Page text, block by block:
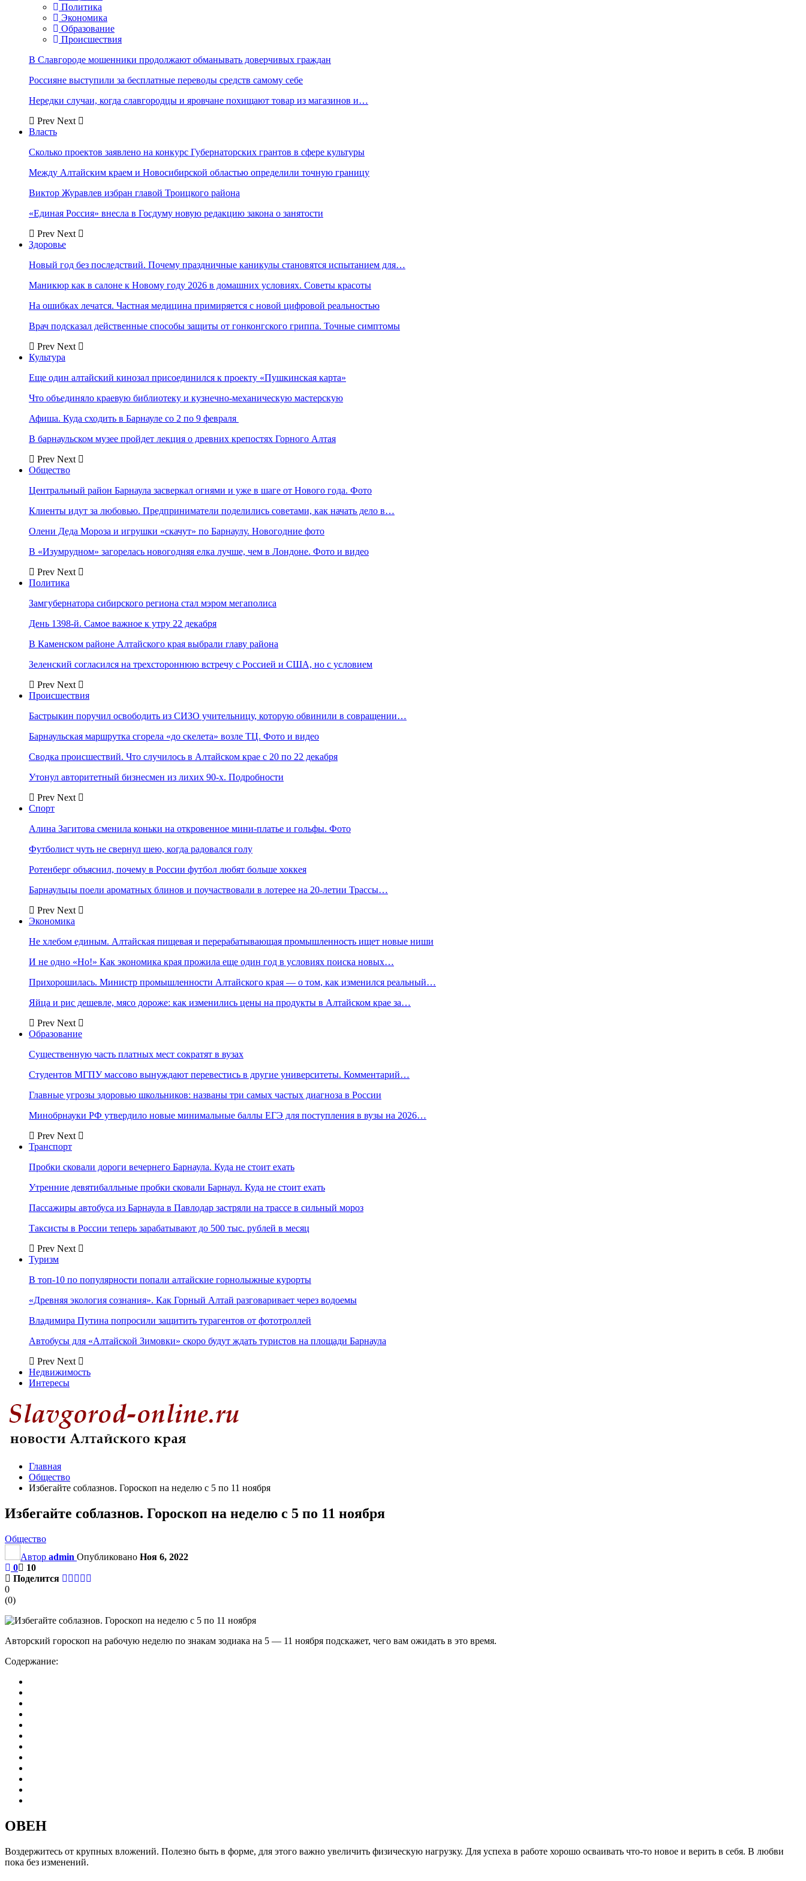
Политика
Экономика
Образование
Происшествия
В Славгороде мошенники продолжают обманывать доверчивых граждан
Россияне выступили за бесплатные переводы средств самому себе
Нередки случаи, когда славгородцы и яровчане похищают товар из магазинов и…
Prev Next
Власть
Сколько проектов заявлено на конкурс Губернаторских грантов в сфере культуры
Между Алтайским краем и Новосибирской областью определили точную границу
Виктор Журавлев избран главой Троицкого района
«Единая Россия» внесла в Госдуму новую редакцию закона о занятости
Prev Next
Здоровье
Новый год без последствий. Почему праздничные каникулы становятся испытанием для…
Маникюр как в салоне к Новому году 2026 в домашних условиях. Советы красоты
На ошибках лечатся. Частная медицина примиряется с новой цифровой реальностью
Врач подсказал действенные способы защиты от гонконгского гриппа. Точные симптомы
Prev Next
Культура
Еще один алтайский кинозал присоединился к проекту «Пушкинская карта»
Что объединяло краевую библиотеку и кузнечно-механическую мастерскую
Афиша. Куда сходить в Барнауле со 2 по 9 февраля
В барнаульском музее пройдет лекция о древних крепостях Горного Алтая
Prev Next
Общество
Центральный район Барнаула засверкал огнями и уже в шаге от Нового года. Фото
Клиенты идут за любовью. Предприниматели поделились советами, как начать дело в…
Олени Деда Мороза и игрушки «скачут» по Барнаулу. Новогодние фото
В «Изумрудном» загорелась новогодняя елка лучше, чем в Лондоне. Фото и видео
Prev Next
Политика
Замгубернатора сибирского региона стал мэром мегаполиса
День 1398-й. Самое важное к утру 22 декабря
В Каменском районе Алтайского края выбрали главу района
Зеленский согласился на трехстороннюю встречу с Россией и США, но с условием
Prev Next
Происшествия
Бастрыкин поручил освободить из СИЗО учительницу, которую обвинили в совращении…
Барнаульская маршрутка сгорела «до скелета» возле ТЦ. Фото и видео
Сводка происшествий. Что случилось в Алтайском крае с 20 по 22 декабря
Утонул авторитетный бизнесмен из лихих 90-х. Подробности
Prev Next
Спорт
Алина Загитова сменила коньки на откровенное мини-платье и гольфы. Фото
Футболист чуть не свернул шею, когда радовался голу
Ротенберг объяснил, почему в России футбол любят больше хоккея
Барнаульцы поели ароматных блинов и поучаствовали в лотерее на 20-летии Трассы…
Prev Next
Экономика
Не хлебом единым. Алтайская пищевая и перерабатывающая промышленность ищет новые ниши
И не одно «Но!» Как экономика края прожила еще один год в условиях поиска новых…
Прихорошилась. Министр промышленности Алтайского края — о том, как изменился реальный…
Яйца и рис дешевле, мясо дороже: как изменились цены на продукты в Алтайском крае за…
Prev Next
Образование
Существенную часть платных мест сократят в вузах
Студентов МГПУ массово вынуждают перевестись в другие университеты. Комментарий…
Главные угрозы здоровью школьников: названы три самых частых диагноза в России
Минобрнауки РФ утвердило новые минимальные баллы ЕГЭ для поступления в вузы на 2026…
Prev Next
Транспорт
Пробки сковали дороги вечернего Барнаула. Куда не стоит ехать
Утренние девятибалльные пробки сковали Барнаул. Куда не стоит ехать
Пассажиры автобуса из Барнаула в Павлодар застряли на трассе в сильный мороз
Таксисты в России теперь зарабатывают до 500 тыс. рублей в месяц
Prev Next
Туризм
В топ-10 по популярности попали алтайские горнолыжные курорты
«Древняя экология сознания». Как Горный Алтай разговаривает через водоемы
Владимира Путина попросили защитить турагентов от фототроллей
Автобусы для «Алтайской Зимовки» скоро будут ждать туристов на площади Барнаула
Prev Next
Недвижимость
Интересы
Главная
Общество
Избегайте соблазнов. Гороскоп на неделю с 5 по 11 ноября
Избегайте соблазнов. Гороскоп на неделю с 5 по 11 ноября
Общество
Автор admin Опубликовано Ноя 6, 2022
0
10
Поделится
0
(0)
Авторский гороскоп на рабочую неделю по знакам зодиака на 5 — 11 ноября подскажет, чего вам ожидать в это время.
Содержание:
ОВЕН
Воздержитесь от крупных вложений. Полезно быть в форме, для этого важно увеличить физическую нагрузку. Для успеха в работе хорошо осваивать что-то новое и верить в себя. В любви
пока без изменений.